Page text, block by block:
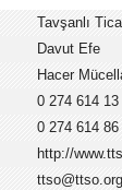
Tavşanlı
Davut Efe
Hacer
0 274 614 13
0 274 614 86
http://
ttso@ttso.org